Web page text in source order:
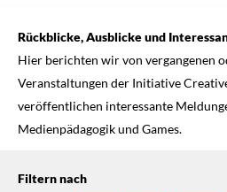
Rückblicke, Ausblicke und
Hier berichten wir von vergangenen
Veranstaltungen der Initiative
veröffentlichen interessante
Medienpädagogik und Games.
Filtern nach